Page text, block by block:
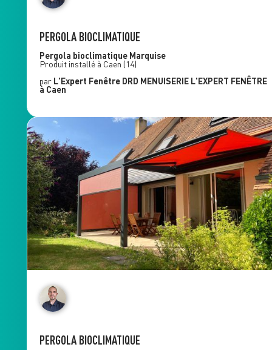
PERGOLA BIOCLIMATIQUE
Pergola bioclimatique Marquise
Produit installé à Caen (14)
par L'Expert Fenêtre DRD MENUISERIE L'EXPERT FENÊTRE
à Caen
PERGOLA BIOCLIMATIQUE